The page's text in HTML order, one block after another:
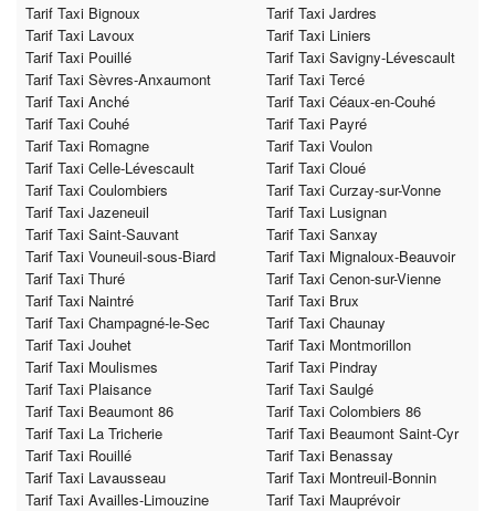
Tarif Taxi Bignoux
Tarif Taxi Jardres
Tarif Taxi Lavoux
Tarif Taxi Liniers
Tarif Taxi Pouillé
Tarif Taxi Savigny-Lévescault
Tarif Taxi Sèvres-Anxaumont
Tarif Taxi Tercé
Tarif Taxi Anché
Tarif Taxi Céaux-en-Couhé
Tarif Taxi Couhé
Tarif Taxi Payré
Tarif Taxi Romagne
Tarif Taxi Voulon
Tarif Taxi Celle-Lévescault
Tarif Taxi Cloué
Tarif Taxi Coulombiers
Tarif Taxi Curzay-sur-Vonne
Tarif Taxi Jazeneuil
Tarif Taxi Lusignan
Tarif Taxi Saint-Sauvant
Tarif Taxi Sanxay
Tarif Taxi Vouneuil-sous-Biard
Tarif Taxi Mignaloux-Beauvoir
Tarif Taxi Thuré
Tarif Taxi Cenon-sur-Vienne
Tarif Taxi Naintré
Tarif Taxi Brux
Tarif Taxi Champagné-le-Sec
Tarif Taxi Chaunay
Tarif Taxi Jouhet
Tarif Taxi Montmorillon
Tarif Taxi Moulismes
Tarif Taxi Pindray
Tarif Taxi Plaisance
Tarif Taxi Saulgé
Tarif Taxi Beaumont 86
Tarif Taxi Colombiers 86
Tarif Taxi La Tricherie
Tarif Taxi Beaumont Saint-Cyr
Tarif Taxi Rouillé
Tarif Taxi Benassay
Tarif Taxi Lavausseau
Tarif Taxi Montreuil-Bonnin
Tarif Taxi Availles-Limouzine
Tarif Taxi Mauprévoir